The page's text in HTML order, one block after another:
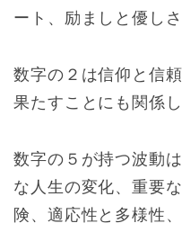
ート、励ましと優しさ
数字の２は信仰と信
果たすことにも関係し
数字の５が持つ波動
な人生の変化、重要
険、適応性と多様性